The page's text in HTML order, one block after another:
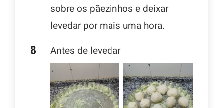
sobre os pãezinhos e deixar
levedar por mais uma hora.
Antes de levedar